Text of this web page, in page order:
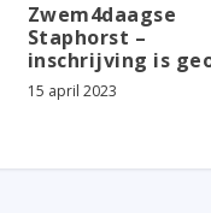
Zwem4daagse
Staphorst –
inschrijving is
15 april 2023